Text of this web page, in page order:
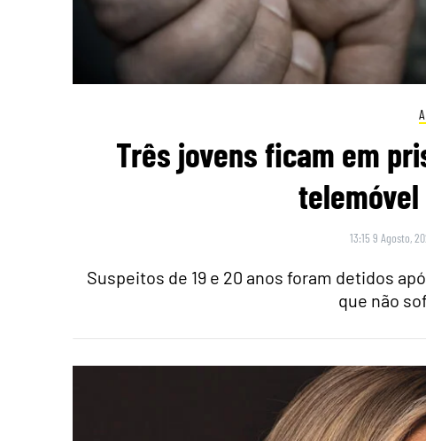
Três jovens ficam em
13:15 9 Agosto,
Suspeitos de 19 e 20 anos foram detidos
que não